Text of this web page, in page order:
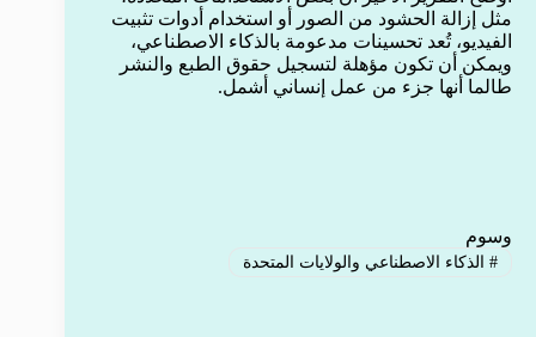
مثل إزالة الحشود من الصور أو استخدام أدوات تثبيت
الفيديو، تُعد تحسينات مدعومة بالذكاء الاصطناعي،
ويمكن أن تكون مؤهلة لتسجيل حقوق الطبع والنشر
طالما أنها جزء من عمل إنساني أشمل.
وسوم
#الذكاء الاصطناعي والولايات المتحدة